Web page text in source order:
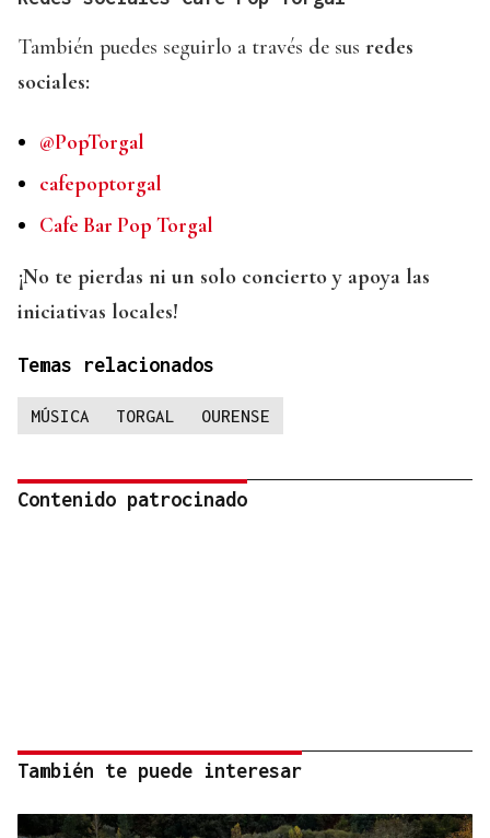
También puedes seguirlo a través de sus redes
sociales:
@PopTorgal
cafepoptorgal
Cafe Bar Pop Torgal
¡No te pierdas ni un solo concierto y apoya las
iniciativas locales!
Temas relacionados
MÚSICA TORGAL OURENSE
Contenido patrocinado
También te puede interesar